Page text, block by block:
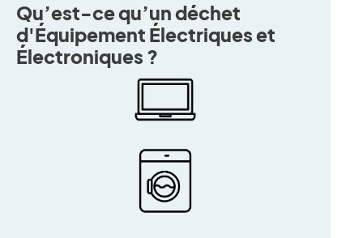
Qu’est-ce qu’un déchet
d'Équipement Électriques et
Électroniques ?